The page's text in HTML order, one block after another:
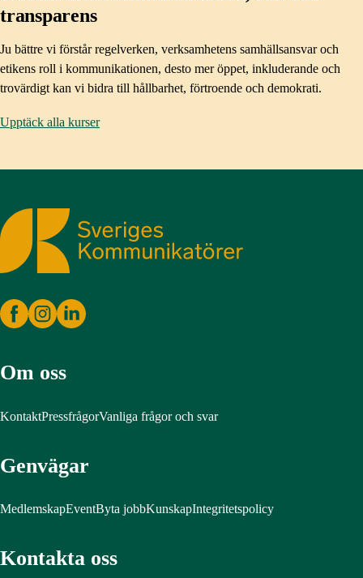
transparens
Ju bättre vi förstår regelverken, verksamhetens samhällsansvar och
etikens roll i kommunikationen, desto mer öppet, inkluderande och
trovärdigt kan vi bidra till hållbarhet, förtroende och demokrati.​
Upptäck alla kurser
Sveriges Kommunikatörer
Om oss
KontaktPressfrågorVanliga frågor och svar
Genvägar
MedlemskapEventByta jobbKunskapIntegritetspolicy
Kontakta oss